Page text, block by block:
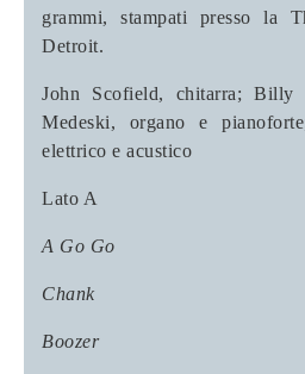
grammi, stampati presso la
Detroit.
John Scofield, chitarra; Billy
Medeski, organo e
elettrico e acustico
Lato A
A Go Go
Chank
Boozer